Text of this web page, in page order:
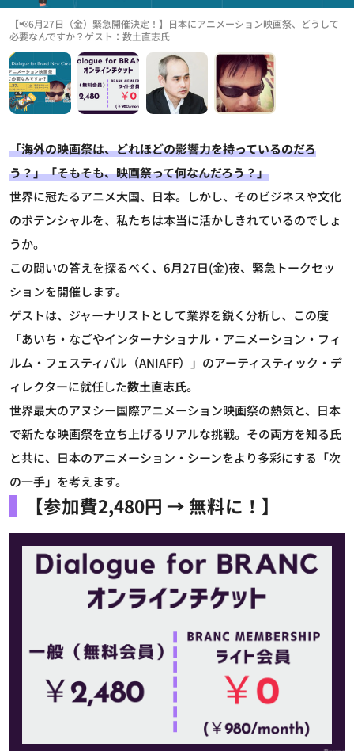
【📢6月27日（金）緊急開催決定！】日本にアニメーション映画祭、どうして
必要なんですか？ゲスト：数土直志氏
「海外の映画祭は、どれほどの影響力を持っているのだろ
う？」「そもそも、映画祭って何なんだろう？」
世界に冠たるアニメ大国、日本。しかし、そのビジネスや文化
のポテンシャルを、私たちは本当に活かしきれているのでしょ
うか。
この問いの答えを探るべく、6月27日(金)夜、緊急トークセッ
ションを開催します。
ゲストは、ジャーナリストとして業界を鋭く分析し、この度
「あいち・なごやインターナショナル・アニメーション・フィ
ルム・フェスティバル（ANIAFF）」のアーティスティック・デ
ィレクターに就任した数土直志氏。
世界最大のアヌシー国際アニメーション映画祭の熱気と、日本
で新たな映画祭を立ち上げるリアルな挑戦。その両方を知る氏
と共に、日本のアニメーション・シーンをより多彩にする「次
の一手」を考えます。
【参加費2,480円 → 無料に！】